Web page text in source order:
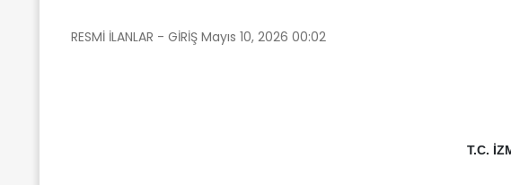
RESMİ İLANLAR - GİRİŞ Mayıs 10, 2026 00:02
T.C.